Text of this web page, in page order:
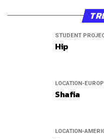
STUDENT
Hip
LOCATION-
Shafia
LOCATION-